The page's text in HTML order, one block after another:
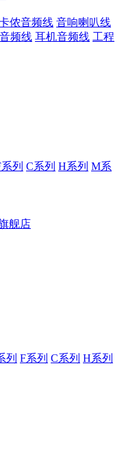
侬音频线 音响喇叭线
频线 耳机音频线 工程
列 C系列 H系列 M系
舰店
列 F系列 C系列 H系列